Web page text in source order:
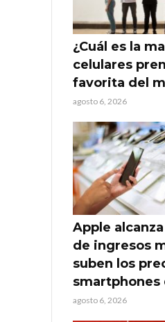
¿Cuál es la
celulares
favorita del
agosto 6, 2026
Apple
de ingresos
suben los
smartphones
agosto 6, 2026